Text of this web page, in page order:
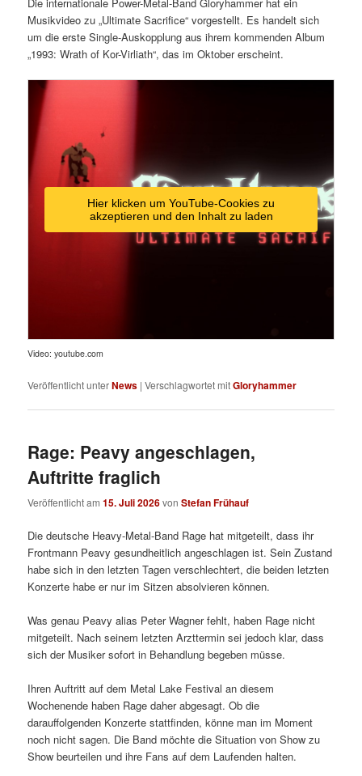
Musikvideo zu „Ultimate Sacrifice“ vorgestellt. Es handelt sich
um die erste Single-Auskopplung aus ihrem kommenden Album
„1993: Wrath of Kor-Virliath“, das im Oktober erscheint.
Hier klicken um YouTube-Cookies zu
akzeptieren und den Inhalt zu laden
Video: youtube.com
Veröffentlicht unterNews |Verschlagwortet mitGloryhammer
Rage: Peavy angeschlagen,
Auftritte fraglich
Veröffentlicht am15. Juli 2026vonStefan Frühauf
Die deutsche Heavy-Metal-Band Rage hat mitgeteilt, dass ihr
Frontmann Peavy gesundheitlich angeschlagen ist. Sein Zustand
habe sich in den letzten Tagen verschlechtert, die beiden letzten
Konzerte habe er nur im Sitzen absolvieren können.
Was genau Peavy alias Peter Wagner fehlt, haben Rage nicht
mitgeteilt. Nach seinem letzten Arzttermin sei jedoch klar, dass
sich der Musiker sofort in Behandlung begeben müsse.
Ihren Auftritt auf dem Metal Lake Festival an diesem
Wochenende haben Rage daher abgesagt. Ob die
darauffolgenden Konzerte stattfinden, könne man im Moment
noch nicht sagen. Die Band möchte die Situation von Show zu
Show beurteilen und ihre Fans auf dem Laufenden halten.